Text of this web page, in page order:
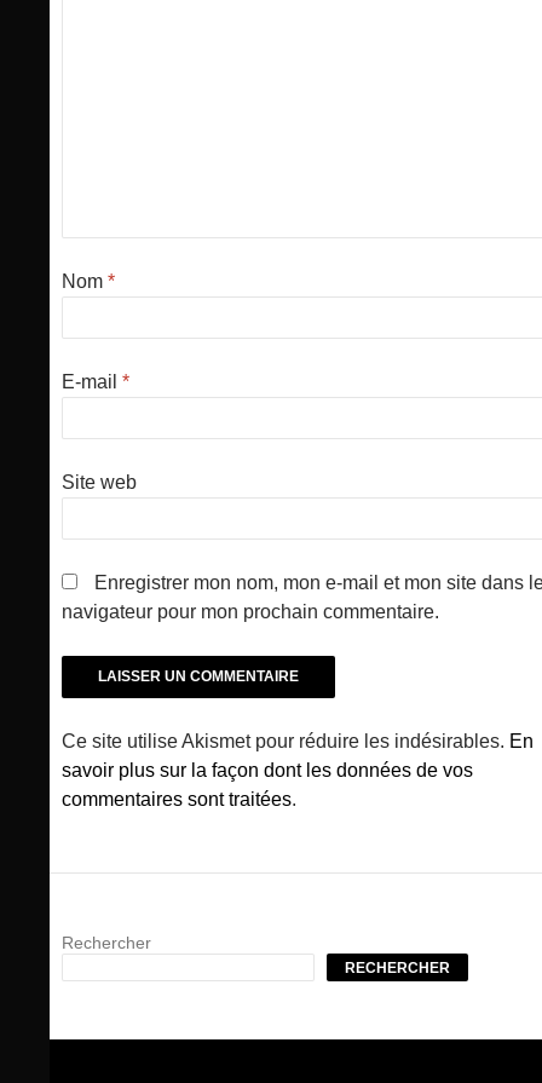
Nom *
E-mail *
Site web
Enregistrer mon nom, mon e-mail et mon site dans
navigateur pour mon prochain commentaire.
Ce site utilise Akismet pour réduire les indésirables. En
savoir plus sur la façon dont les données de vos
commentaires sont traitées.
Rechercher
RECHERCHER